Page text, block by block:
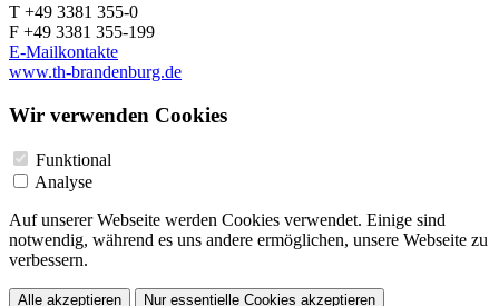
T +49 3381 355-0
F +49 3381 355-199
E-Mailkontakte
www.th-brandenburg.de
Wir verwenden Cookies
Funktional
Analyse
Auf unserer Webseite werden Cookies verwendet. Einige sind
notwendig, während es uns andere ermöglichen, unsere Webseite zu
verbessern.
Alle akzeptieren Nur essentielle Cookies akzeptieren